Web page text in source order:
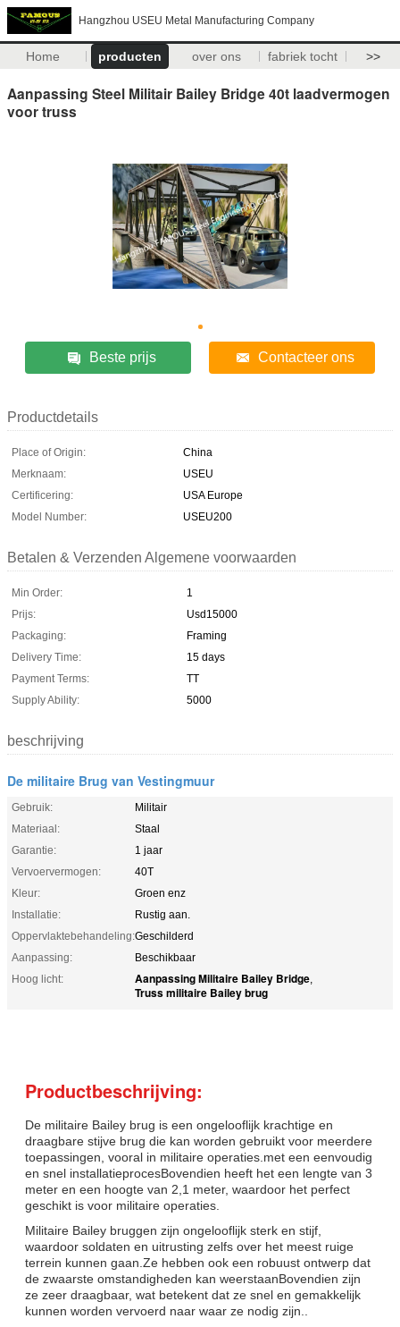
Hangzhou USEU Metal Manufacturing Company
Home producten over ons fabriek tocht >>
Aanpassing Steel Militair Bailey Bridge 40t laadvermogen
voor truss
Beste prijs Contacteer ons
Productdetails
Place of Origin:
China
Merknaam:
USEU
Certificering:
USA Europe
Model Number:
USEU200
Betalen & Verzenden Algemene voorwaarden
Min Order:
1
Prijs:
Usd15000
Packaging:
Framing
Delivery Time:
15 days
Payment Terms:
TT
Supply Ability:
5000
beschrijving
De militaire Brug van Vestingmuur
Gebruik:
Militair
Materiaal:
Staal
Garantie:
1 jaar
Vervoervermogen:
40T
Kleur:
Groen enz
Installatie:
Rustig aan.
Oppervlaktebehandeling:Geschilderd
Aanpassing:
Beschikbaar
Hoog licht:
Aanpassing Militaire Bailey Bridge,
Truss militaire Bailey brug
Productbeschrijving:
De militaire Bailey brug is een ongelooflijk krachtige en
draagbare stijve brug die kan worden gebruikt voor meerdere
toepassingen, vooral in militaire operaties.met een eenvoudig
en snel installatieprocesBovendien heeft het een lengte van 3
meter en een hoogte van 2,1 meter, waardoor het perfect
geschikt is voor militaire operaties.
Militaire Bailey bruggen zijn ongelooflijk sterk en stijf,
waardoor soldaten en uitrusting zelfs over het meest ruige
terrein kunnen gaan.Ze hebben ook een robuust ontwerp dat
de zwaarste omstandigheden kan weerstaanBovendien zijn
ze zeer draagbaar, wat betekent dat ze snel en gemakkelijk
kunnen worden vervoerd naar waar ze nodig zijn..